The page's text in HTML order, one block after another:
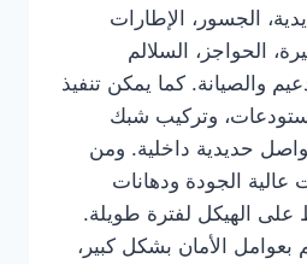
الجسور، الإطارات
الحواجز، السلالم
والصيانة. كما يمكن تنفيذ
وتركيب شبك
حديدية داخلية. ومن
عالية الجودة ودهانات
على الهيكل لفترة طويلة.
بعوامل الأمان بشكل كبير،